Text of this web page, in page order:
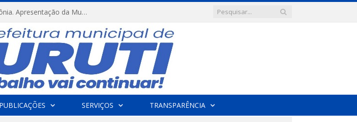
FESTRIBAL 2026 – No Coração da Amazônia. Apresentação da Munduruku.
PUBLICAÇÕES SERVIÇOS TRANSPARÊNCIA